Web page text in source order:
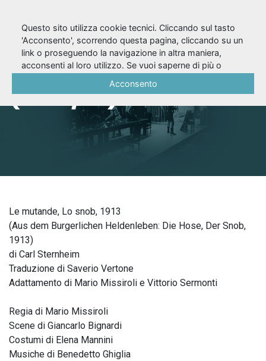
L’eroe borghese
(1976/77)
Le mutande, Lo snob, 1913
(Aus dem Burgerlichen Heldenleben: Die Hose, Der Snob,
1913)
di Carl Sternheim
Traduzione di Saverio Vertone
Adattamento di Mario Missiroli e Vittorio Sermonti
Regia di Mario Missiroli
Scene di Giancarlo Bignardi
Costumi di Elena Mannini
Musiche di Benedetto Ghiglia
Questo sito utilizza cookie tecnici. Cliccando sul tasto
'Acconsento', scorrendo questa pagina, cliccando su un
link o proseguendo la navigazione in altra maniera,
acconsenti al loro utilizzo. Se vuoi saperne di più o
Acconsento